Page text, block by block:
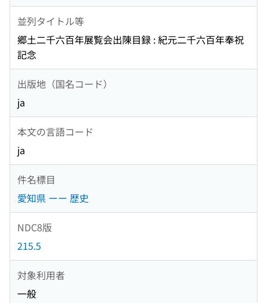
並列タイトル等
郷土二千六百年展覧会出陳目録 : 紀元二千六百年奉祝
記念
出版地（国名コード）
ja
本文の言語コード
ja
件名標目
愛知県 ーー 歴史
NDC8版
215.5
対象利用者
一般